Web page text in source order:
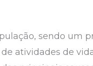
sendo um
atividades de